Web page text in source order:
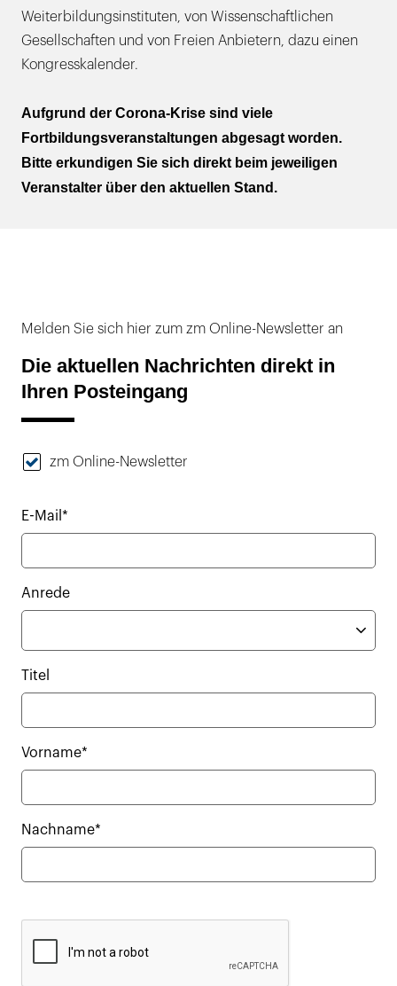
Weiterbildungsinstituten, von Wissenschaftlichen
Gesellschaften und von Freien Anbietern, dazu einen
Kongresskalender.
Aufgrund der Corona-Krise sind viele
Fortbildungsveranstaltungen abgesagt worden.
Bitte erkundigen Sie sich direkt beim jeweiligen
Veranstalter über den aktuellen Stand.
Melden Sie sich hier zum zm Online-Newsletter an
Die aktuellen Nachrichten direkt in
Ihren Posteingang
zm Online-Newsletter
E-Mail*
Anrede
Titel
Vorname*
Nachname*